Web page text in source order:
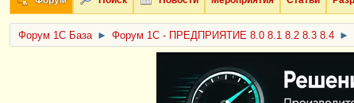
Форум 1C База ► Форум 1С - ПРЕДПРИЯТИЕ 8.0 8.1 8.2 8.3 8.4 ►